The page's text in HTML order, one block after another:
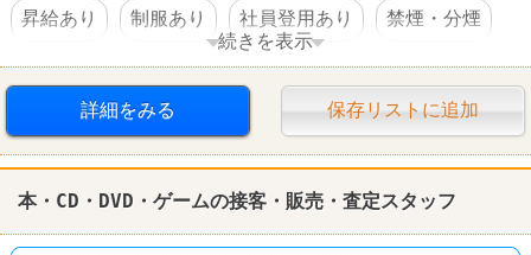
昇給あり 制服あり 社員登用あり 禁煙・分煙
自転車屋 サイクルベースあさひ
続きを表示
詳細をみる 保存リストに追加
本・CD・DVD・ゲームの接客・販売・査定スタッフ